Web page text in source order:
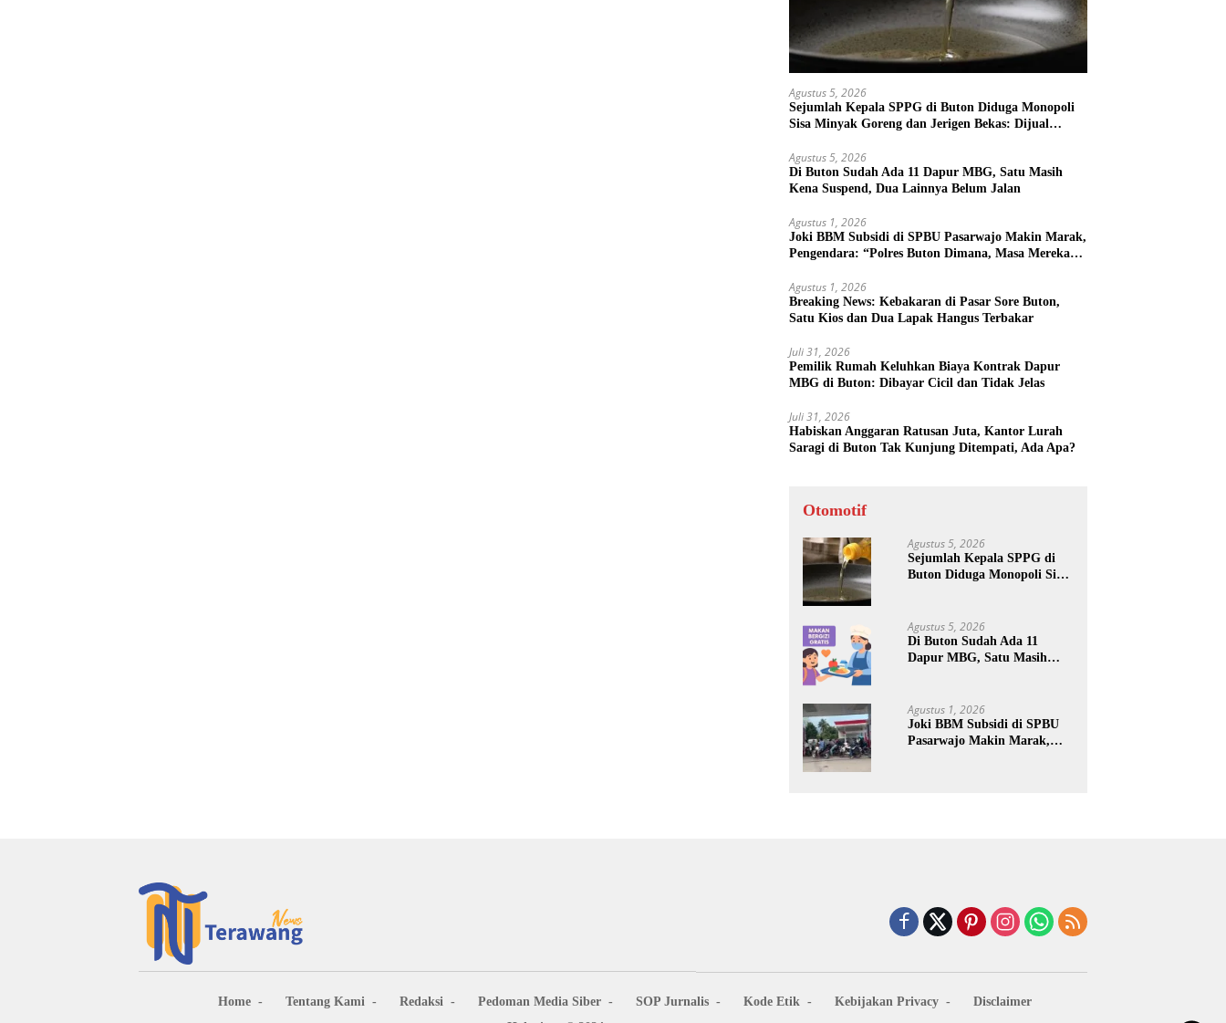
Agustus 5, 2026
Sejumlah Kepala SPPG di Buton Diduga Monopoli
Sisa Minyak Goreng dan Jerigen Bekas: Dijual
Agustus 5, 2026
Di Buton Sudah Ada 11 Dapur MBG, Satu Masih
Kena Suspend, Dua Lainnya Belum Jalan
Agustus 1, 2026
Joki BBM Subsidi di SPBU Pasarwajo Makin Marak,
Pengendara: “Polres Buton Dimana, Masa Mereka
Agustus 1, 2026
Breaking News: Kebakaran di Pasar Sore Buton,
Satu Kios dan Dua Lapak Hangus Terbakar
Juli 31, 2026
Pemilik Rumah Keluhkan Biaya Kontrak Dapur
MBG di Buton: Dibayar Cicil dan Tidak Jelas
Juli 31, 2026
Habiskan Anggaran Ratusan Juta, Kantor Lurah
Saragi di Buton Tak Kunjung Ditempati, Ada Apa?
Otomotif
Agustus 5, 2026
Sejumlah Kepala SPPG di
Buton Diduga Monopoli Sisa
Keuntungan Pribadi
Agustus 5, 2026
Di Buton Sudah Ada 11
Dapur MBG, Satu Masih
Agustus 1, 2026
Joki BBM Subsidi di SPBU
Pasarwajo Makin Marak,
Home Tentang Kami Redaksi Pedoman Media Siber SOP Jurnalis Kode Etik Kebijakan Privacy
Disclaimer